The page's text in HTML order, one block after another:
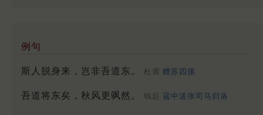
例句
斯人脱身来，岂非吾道东。 杜甫 赠苏四徯
吾道将东矣，秋风更飒然。 钱起 寇中送张司马归洛